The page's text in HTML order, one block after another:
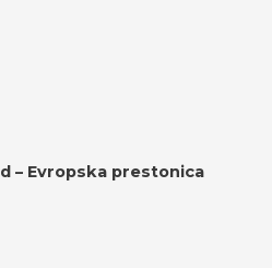
– Evropska prestonica